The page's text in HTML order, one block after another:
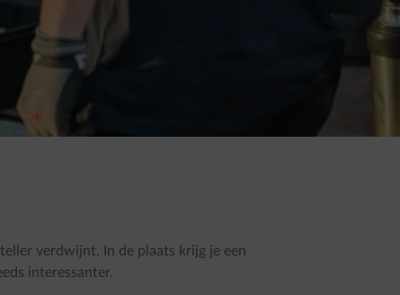
verdwijnt. In de plaats krijg je een
interessanter.